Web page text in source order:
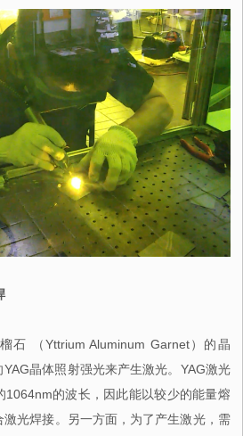
石 （Yttrium Aluminum Garnet）的晶
晶体照射强光来产生激光。YAG激光
1064nm的波长，因此能以较少的能量熔
光焊接。另一方面，为了产生激光，需